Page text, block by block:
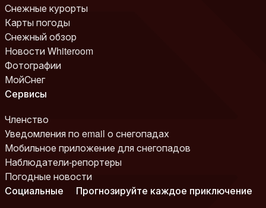
Снежные курорты
Карты погоды
Снежный обзор
Новости Whiteroom
Фотографии
МойСнег
Сервисы
Членство
Уведомления по email о снегопадах
Мобильное приложение для снегопадов
Наблюдатели-репортеры
Погодные новости
Социальные
Прогнозируйте каждое приключение